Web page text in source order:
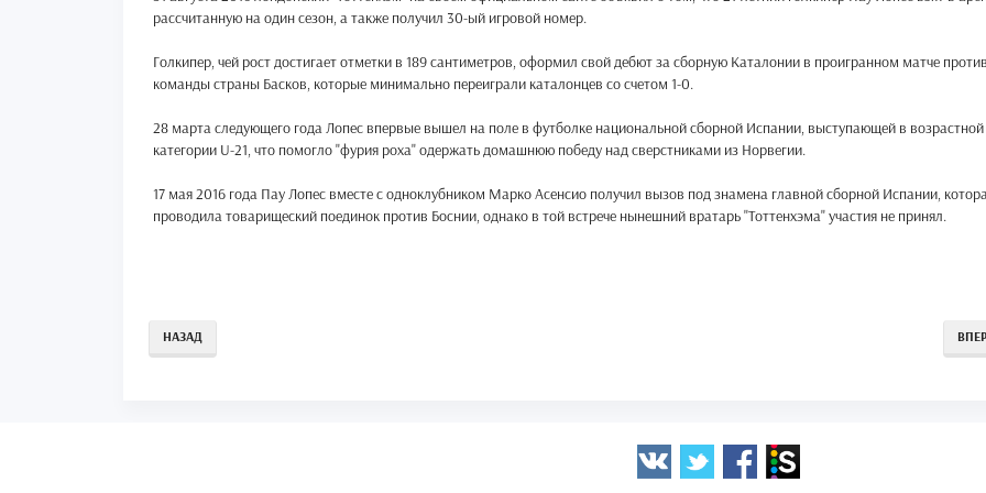
рассчитанную на один сезон, а также получил 30-ый игровой номер.
Голкипер, чей рост достигает отметки в 189 сантиметров, оформил свой дебют за сборную Каталонии в проигранном матче против
команды страны Басков, которые минимально переиграли каталонцев со счетом 1-0.
28 марта следующего года Лопес впервые вышел на поле в футболке национальной сборной Испании, выступающей в возрастной
категории U-21, что помогло "фурия роха" одержать домашнюю победу над сверстниками из Норвегии.
17 мая 2016 года Пау Лопес вместе с одноклубником Марко Асенсио получил вызов под знамена главной сборной Испании,
проводила товарищеский поединок против Боснии, однако в той встрече нынешний вратарь "Тоттенхэма" участия не принял.
НАЗАД